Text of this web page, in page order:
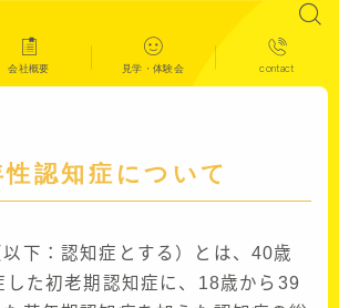
会社概要 見学・体験会 contact
性認知症について
下：認知症とする）とは、40歳
した初老期認知症に、18歳から39